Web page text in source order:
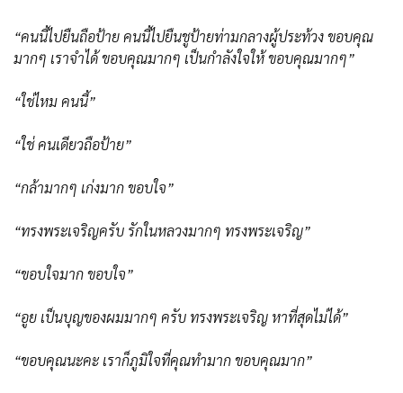
“คนนี้ไปยืนถือป้าย คนนี้ไปยืนชูป้ายท่ามกลางผู้ประท้วง ขอบคุณ
มากๆ เราจำได้ ขอบคุณมากๆ เป็นกำลังใจให้ ขอบคุณมากๆ”
“ใช่ไหม คนนี้”
“ใช่ คนเดียวถือป้าย”
“กล้ามากๆ เก่งมาก ขอบใจ”
“ทรงพระเจริญครับ รักในหลวงมากๆ ทรงพระเจริญ”
“ขอบใจมาก ขอบใจ”
“อูย เป็นบุญของผมมากๆ ครับ ทรงพระเจริญ หาที่สุดไม่ได้”
“ขอบคุณนะคะ เราก็ภูมิใจที่คุณทำมาก ขอบคุณมาก”